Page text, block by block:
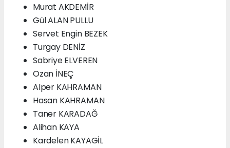
Murat AKDEMİR
Gül ALAN PULLU
Servet Engin BEZEK
Turgay DENİZ
Sabriye ELVEREN
Ozan İNEÇ
Alper KAHRAMAN
Hasan KAHRAMAN
Taner KARADAĞ
Alihan KAYA
Kardelen KAYAGİL